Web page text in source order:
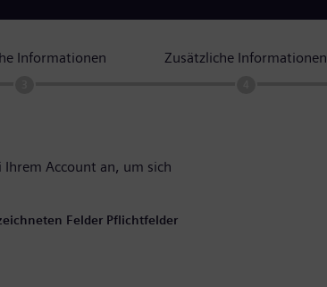
Informationen Zusätzliche Informationen
Ihrem Account an, um sich
Felder Pflichtfelder